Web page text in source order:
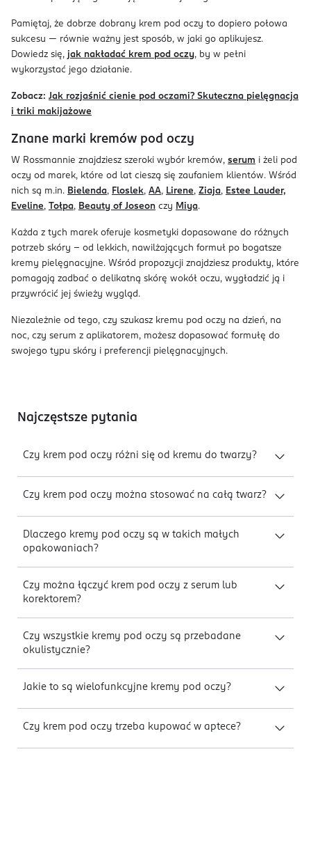
Pamiętaj, że dobrze dobrany krem pod oczy to dopiero połowa
sukcesu — równie ważny jest sposób, w jaki go aplikujesz.
Dowiedz się, jak nakładać krem pod oczy, by w pełni
wykorzystać jego działanie.
Zobacz: Jak rozjaśnić cienie pod oczami? Skuteczna pielęgnacja
i triki makijażowe
Znane marki kremów pod oczy
W Rossmannie znajdziesz szeroki wybór kremów, serum i żeli pod
oczy od marek, które od lat cieszą się zaufaniem klientów. Wśród
nich są m.in. Bielenda, Floslek, AA, Lirene, Ziaja, Estee Lauder,
Eveline, Tołpa, Beauty of Joseon czy Miya.
Każda z tych marek oferuje kosmetyki dopasowane do różnych
potrzeb skóry – od lekkich, nawilżających formuł po bogatsze
kremy pielęgnacyjne. Wśród propozycji znajdziesz produkty, które
pomagają zadbać o delikatną skórę wokół oczu, wygładzić ją i
przywrócić jej świeży wygląd.
Niezależnie od tego, czy szukasz kremu pod oczy na dzień, na
noc, czy serum z aplikatorem, możesz dopasować formułę do
swojego typu skóry i preferencji pielęgnacyjnych.
Najczęstsze pytania
Czy krem pod oczy różni się od kremu do twarzy?
Czy krem pod oczy można stosować na całą twarz?
Dlaczego kremy pod oczy są w takich małych
opakowaniach?
Czy można łączyć krem pod oczy z serum lub
korektorem?
Czy wszystkie kremy pod oczy są przebadane
okulistycznie?
Jakie to są wielofunkcyjne kremy pod oczy?
Czy krem pod oczy trzeba kupować w aptece?